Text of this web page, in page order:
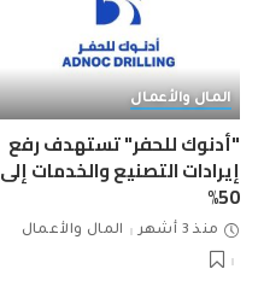
المال والأعمال
"أدنوك للحفر" تستهدف رفع
إيرادات التصنيع والخدمات إلى
50%
منذ 3 أشهر المال والأعمال